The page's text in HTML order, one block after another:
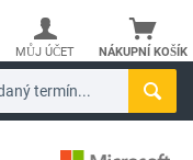
NÁKUPNÍ KOŠÍK
MŮJ ÚČET